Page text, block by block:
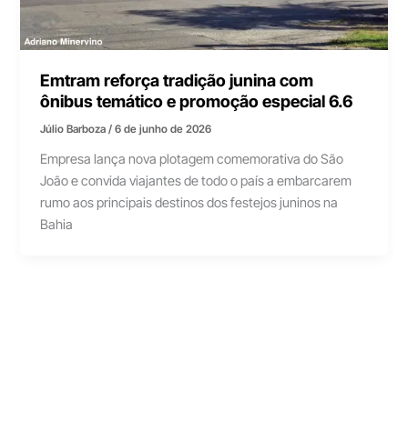
Emtram reforça tradição junina com
ônibus temático e promoção especial 6.6
Júlio Barboza/6 de junho de 2026
Empresa lança nova plotagem comemorativa do São
João e convida viajantes de todo o país a embarcarem
rumo aos principais destinos dos festejos juninos na
Bahia